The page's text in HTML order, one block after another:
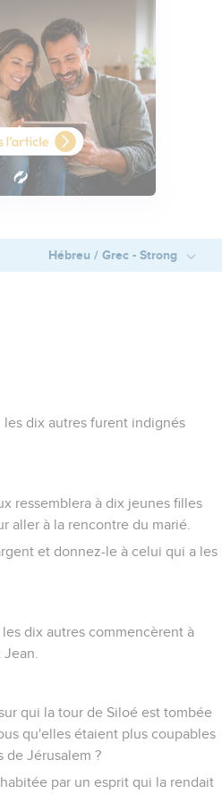
Hébreu / Grec - Strong
dix autres furent indignés
ressemblera à dix jeunes filles
aller à la rencontre du marié.
et donnez-le à celui qui a les
dix autres commencèrent à
qui la tour de Siloé est tombée
qu'elles étaient plus coupables
de Jérusalem ?
par un esprit qui la rendait